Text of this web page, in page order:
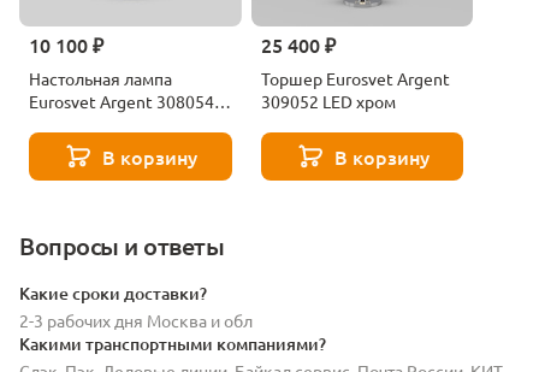
10 100 ₽
Настольная лампа
Eurosvet Argent 308054
В корзину
25 400 ₽
Торшер Eurosvet Argent
309052 LED хром
В корзину
Вопросы и ответы
Какие сроки доставки?
2-3 рабочих дня Москва и обл
Какими транспортными компаниями?